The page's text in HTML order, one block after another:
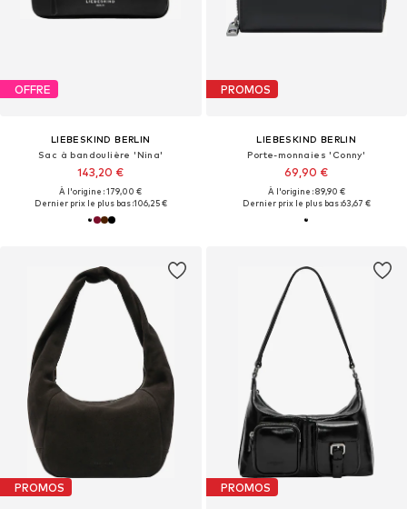
OFFRE
LIEBESKIND BERLIN
Sac à bandoulière 'Nina'
143,20 €
À l'origine : 179,00 €
Dernier prix le plus bas :106,25 €
PROMOS
LIEBESKIND BERLIN
Porte-monnaies 'Conny'
69,90 €
À l'origine : 89,90 €
Dernier prix le plus bas :63,67 €
PROMOS PROMOS